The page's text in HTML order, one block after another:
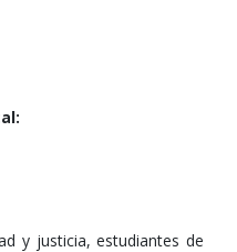
y justicia, estudiantes de